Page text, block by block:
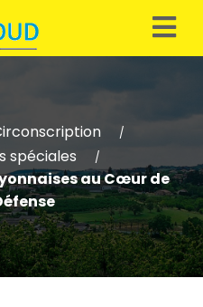
/
spéciales /
au Cœur de